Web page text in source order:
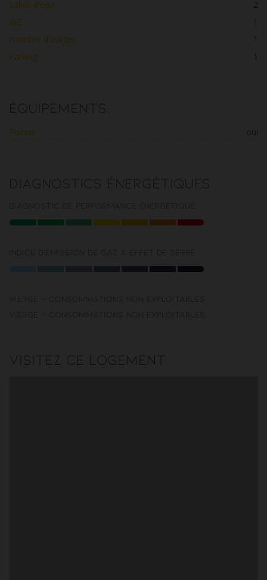
Salles d'eau :
2
WC :
1
Nombre d'étages :
1
Parking :
1
Équipements
Piscine : oui
Diagnostics énergétiques
Vierge - Consommations non exploitables
Vierge - Consommations non exploitables
Visitez ce logement